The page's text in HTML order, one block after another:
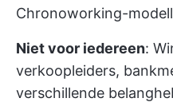
Chronoworking-
Niet voor iedereen:
verkoopleiders,
verschillende